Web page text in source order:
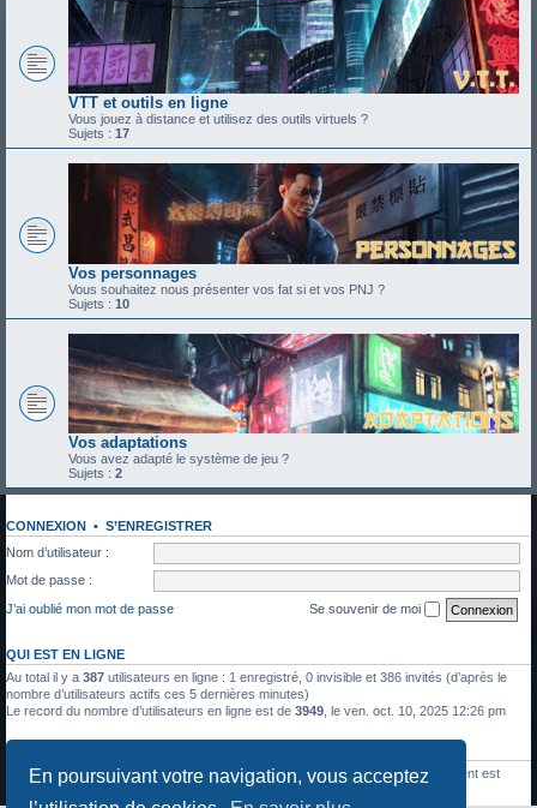
En poursuivant votre navigation, vous acceptez
VTT et outils en ligne
Vous jouez à distance et utilisez des outils virtuels ?
Sujets : 17
Vos personnages
Vous souhaitez nous présenter vos fat si et vos PNJ ?
Sujets : 10
Vos adaptations
Vous avez adapté le système de jeu ?
Sujets : 2
CONNEXION • S’ENREGISTRER
Nom d’utilisateur :
Mot de passe :
J’ai oublié mon mot de passe
Se souvenir de moi
QUI EST EN LIGNE
Au total il y a 387 utilisateurs en ligne : 1 enregistré, 0 invisible et 386 invités (d’après le
nombre d’utilisateurs actifs ces 5 dernières minutes)
Le record du nombre d’utilisateurs en ligne est de 3949 , le ven. oct. 10, 2025 12:26 pm
1336messages • 428sujets •27membres • Le membre enregistré le plus récent est
Julien Moreau